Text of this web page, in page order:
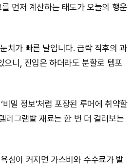
먼저 계산하는 태도가 오늘의 행운
치가 빠른 날입니다. 급락 직후의 과
으니, 진입은 하더라도 분할로 템포
밀 정보’처럼 포장된 루머에 취약할
레그램발 재료는 한 번 더 걸러보는
심이 커지면 가스비와 수수료가 발